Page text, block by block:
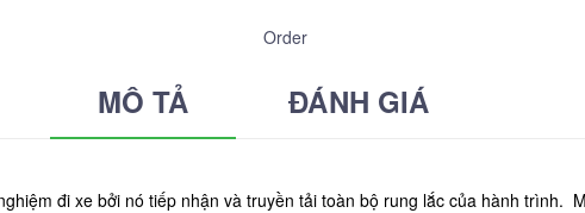
Order
MÔ TẢ ĐÁNH GIÁ
đi xe bởi nó tiếp nhận và truyền tải toàn bộ rung lắc của hành trình.